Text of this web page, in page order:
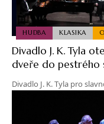
HUDBA KLASIKA
Divadlo J. K. Tyla
dveře do pestrého
Divadlo J. K. Tyla pro